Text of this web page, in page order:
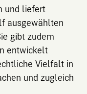
und liefert
ausgewählten
gibt zudem
entwickelt
Vielfalt in
und zugleich